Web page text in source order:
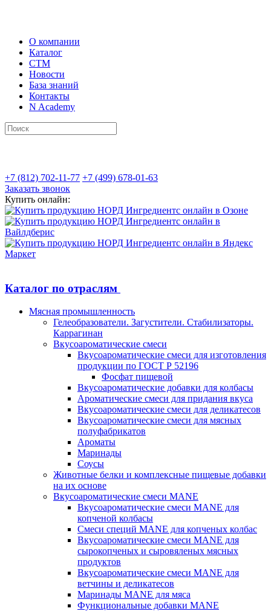
О компании
Каталог
СТМ
Новости
База знаний
Контакты
N Academy
+7 (812) 702-11-77 +7 (499) 678-01-63
Заказать звонок
Купить онлайн:
Каталог по отраслям
Мясная промышленность
Гелеобразователи. Загустители. Стабилизаторы.
Каррагинан
Вкусоароматические смеси
Вкусоароматические смеси для изготовления
продукции по ГОСТ Р 52196
Фосфат пищевой
Вкусоароматические добавки для колбасы
Ароматические смеси для придания вкуса
Вкусоароматические смеси для деликатесов
Вкусоароматические смеси для мясных
полуфабрикатов
Ароматы
Маринады
Соусы
Животные белки и комплексные пищевые добавки
на их основе
Вкусоароматические смеси MANE
Вкусоароматические смеси MANE для
копченой колбасы
Смеси специй MANE для копченых колбас
Вкусоароматические смеси MANE для
сырокопченых и сыровяленых мясных
продуктов
Вкусоароматические смеси MANE для
ветчины и деликатесов
Маринады MANE для мяса
Функциональные добавки MANE